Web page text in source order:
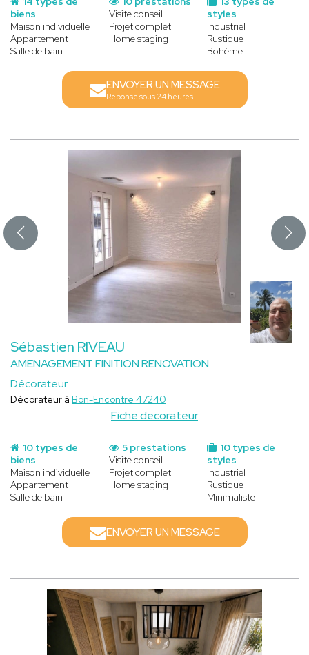
biens
Maison individuelle
Appartement
Salle de bain
styles
Industriel
Rustique
Bohème
Visite conseil
Projet complet
Home staging
ENVOYER UN MESSAGE
Réponse sous 24 heures
Sébastien RIVEAU
AMENAGEMENT FINITION RENOVATION
Décorateur
Fiche decorateur
Décorateur à Bon-Encontre 47240
10 types de
biens
Maison individuelle
Appartement
Salle de bain
10 types de
styles
Industriel
Rustique
Minimaliste
5 prestations
Visite conseil
Projet complet
Home staging
ENVOYER UN MESSAGE